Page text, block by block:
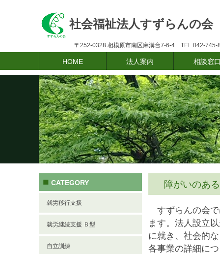
社会福祉法人すずらんの会
〒252-0328 相模原市南区麻溝台
HOME 法人案内 相談窓
■ CATEGORY
就労移行支援
就労継続支援 Ｂ型
自立訓練
障がいのあ
すずらんの会で
ます。法人設立
に就き、社会的
各事業の詳細に